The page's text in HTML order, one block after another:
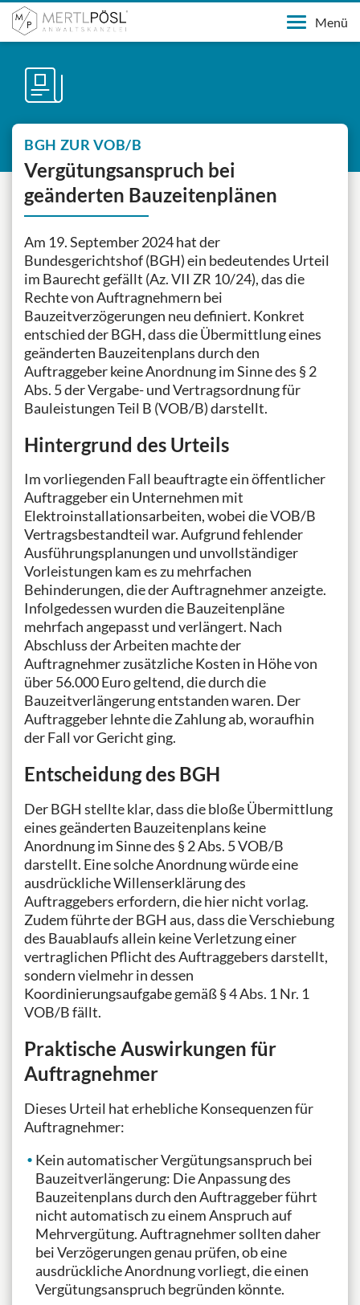
Menü
BGH ZUR VOB/B
Vergütungsanspruch bei
geänderten Bauzeitenplänen
Am 19. September 2024 hat der
Bundesgerichtshof (BGH) ein bedeutendes Urteil
im Baurecht gefällt (Az. VII ZR 10/24), das die
Rechte von Auftragnehmern bei
Bauzeitverzögerungen neu definiert. Konkret
entschied der BGH, dass die Übermittlung eines
geänderten Bauzeitenplans durch den
Auftraggeber keine Anordnung im Sinne des § 2
Abs. 5 der Vergabe- und Vertragsordnung für
Bauleistungen Teil B (VOB/B) darstellt.
Hintergrund des Urteils
Im vorliegenden Fall beauftragte ein öffentlicher
Auftraggeber ein Unternehmen mit
Elektroinstallationsarbeiten, wobei die VOB/B
Vertragsbestandteil war. Aufgrund fehlender
Ausführungsplanungen und unvollständiger
Vorleistungen kam es zu mehrfachen
Behinderungen, die der Auftragnehmer anzeigte.
Infolgedessen wurden die Bauzeitenpläne
mehrfach angepasst und verlängert. Nach
Abschluss der Arbeiten machte der
Auftragnehmer zusätzliche Kosten in Höhe von
über 56.000 Euro geltend, die durch die
Bauzeitverlängerung entstanden waren. Der
Auftraggeber lehnte die Zahlung ab, woraufhin
der Fall vor Gericht ging.
Entscheidung des BGH
Der BGH stellte klar, dass die bloße Übermittlung
eines geänderten Bauzeitenplans keine
Anordnung im Sinne des § 2 Abs. 5 VOB/B
darstellt. Eine solche Anordnung würde eine
ausdrückliche Willenserklärung des
Auftraggebers erfordern, die hier nicht vorlag.
Zudem führte der BGH aus, dass die Verschiebung
des Bauablaufs allein keine Verletzung einer
vertraglichen Pflicht des Auftraggebers darstellt,
sondern vielmehr in dessen
Koordinierungsaufgabe gemäß § 4 Abs. 1 Nr. 1
VOB/B fällt.
Praktische Auswirkungen für
Auftragnehmer
Dieses Urteil hat erhebliche Konsequenzen für
Auftragnehmer:
Kein automatischer Vergütungsanspruch bei
Bauzeitverlängerung: Die Anpassung des
Bauzeitenplans durch den Auftraggeber führt
nicht automatisch zu einem Anspruch auf
Mehrvergütung. Auftragnehmer sollten daher
bei Verzögerungen genau prüfen, ob eine
ausdrückliche Anordnung vorliegt, die einen
Vergütungsanspruch begründen könnte.